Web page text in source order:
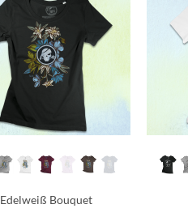
Edelweiß Bouquet